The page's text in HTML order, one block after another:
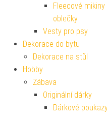
Fleecové
oblečky
Vesty pro psy
Dekorace do bytu
Dekorace na stůl
Hobby
Zábava
Originální dárky
Dárkové